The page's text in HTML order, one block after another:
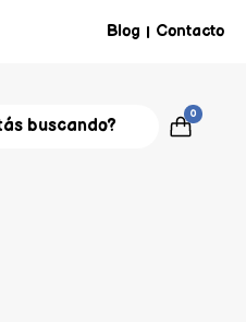
Blog | Contacto
0